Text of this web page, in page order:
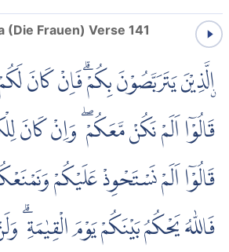
(Die Frauen) Verse 141
ۨالَّذِيْنَ يَتَرَبَّصُوْنَ بِكُمْۗ فَاِنْ كَانَ
قَالُوْٓا اَلَمْ نَكُنْ مَّعَكُمْ ۖ وَاِنْ كَانَ
قَالُوْٓا اَلَمْ نَسْتَحْوِذْ عَلَيْكُمْ
فَاللّٰهُ يَحْكُمُ بَيْنَكُمْ يَوْمَ الْقِيٰمَةِ